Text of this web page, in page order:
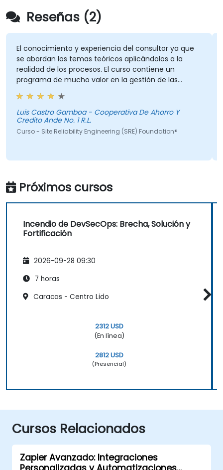
Reseñas (2)
El conocimiento y experiencia del consultor ya que
se abordan los temas teóricos aplicándolos a la
realidad de los procesos. El curso contiene un
programa de mucho valor en la gestión de las
tecnologías de información.
Luis Castro Gamboa - Cooperativa De Ahorro Y
Credito Ande No. 1 R.L.
Curso - Site Reliability Engineering (SRE) Foundation®
Próximos cursos
Incendio de DevSecOps: Brecha, Solución y
Fortificación
2026-09-28 09:30
7 horas
Caracas - Centro Lido
2312 USD
(En línea)
2812 USD
(Presencial)
Cursos Relacionados
Zapier Avanzado: Integraciones